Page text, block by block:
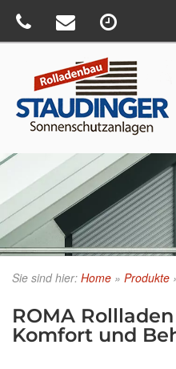
Sie sind hier: Home » Produkte
ROMA
Komfort und